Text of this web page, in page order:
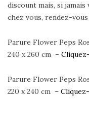
discount mais, si jamais
chez vous, rendez-
Parure Flower Peps
240 x 260 cm –
Parure Flower Peps
220 x 240 cm –